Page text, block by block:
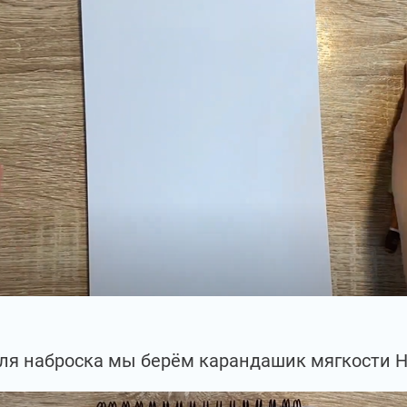
наброска мы берём карандашик мягкости